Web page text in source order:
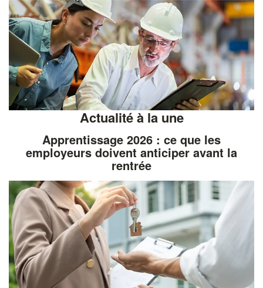
Actualité à la une
Apprentissage 2026 : ce que les
employeurs doivent anticiper avant la
rentrée